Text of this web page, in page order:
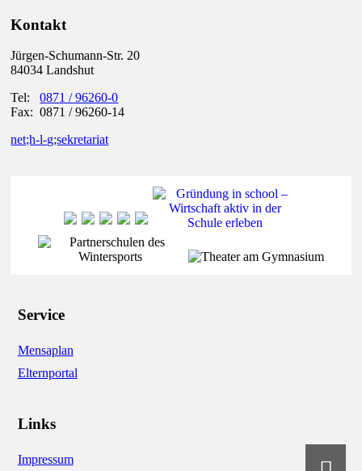
Kontakt
Jürgen-Schumann-Str. 20
84034 Landshut
Tel:0871 / 96260-0
Fax: 0871 / 96260-14
net;h-l-g;sekretariat
Service
Mensaplan
Elternportal
Links
Impressum